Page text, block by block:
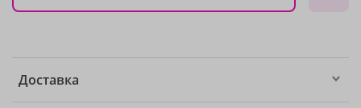
Доставка